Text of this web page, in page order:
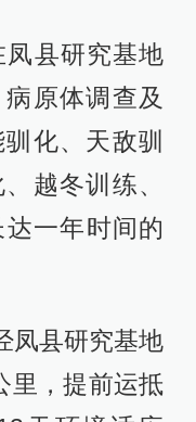
县研究基地
原体调查及
化、天敌驯
越冬训练、
一年时间的
凤县研究基地
里，提前运抵